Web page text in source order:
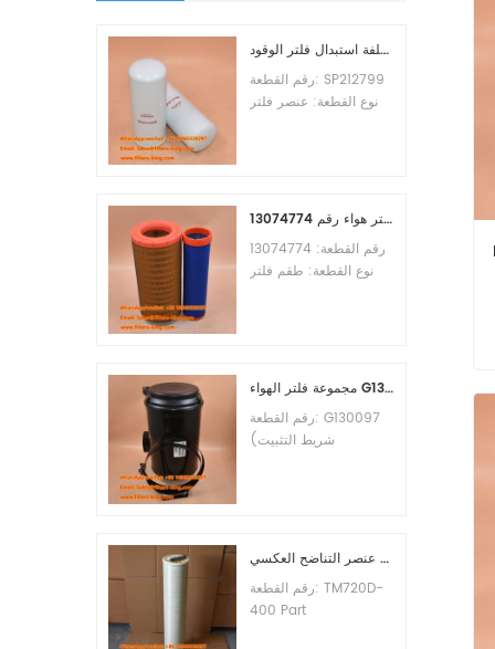
تكلفة استبدال فلتر الوقود SP212799
رقم القطعة: SP212799
نوع القطعة: عنصر فلتر
طقم فلتر هواء رقم 13074774
رقم القطعة: 13074774
نوع القطعة: طقم فلتر
مجموعة فلتر الهواء G130097 P537876 P5357877
رقم القطعة: G130097
(شريط التثبيت
الهواء العلامة التجارية:
الأدنى للطلب: 20 قطعة
عنصر التناضح العكسي TM720D-400
رقم القطعة: TM720D-
400 Part